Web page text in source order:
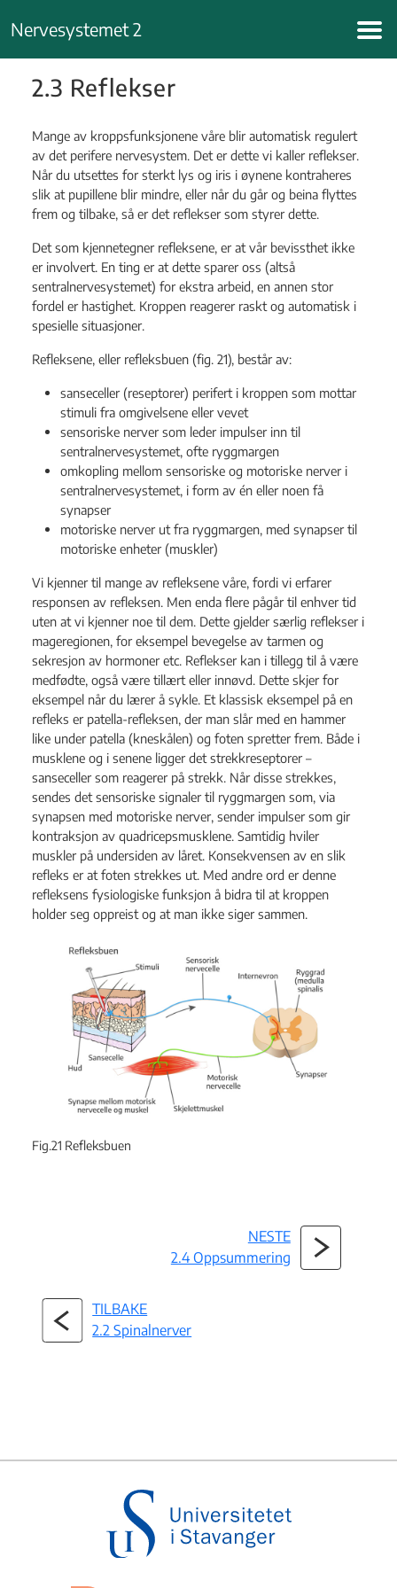
Nervesystemet 2
2.3 Reflekser
Mange av kroppsfunksjonene våre blir automatisk regulert
av det perifere nervesystem. Det er dette vi kaller reflekser.
Når du utsettes for sterkt lys og iris i øynene kontraheres
slik at pupillene blir mindre, eller når du går og beina flyttes
frem og tilbake, så er det reflekser som styrer dette.
Det som kjennetegner refleksene, er at vår bevissthet ikke
er involvert. En ting er at dette sparer oss (altså
sentralnervesystemet) for ekstra arbeid, en annen stor
fordel er hastighet. Kroppen reagerer raskt og automatisk i
spesielle situasjoner.
Refleksene, eller refleksbuen (fig. 21), består av:
sanseceller (reseptorer) perifert i kroppen som mottar
stimuli fra omgivelsene eller vevet
sensoriske nerver som leder impulser inn til
sentralnervesystemet, ofte ryggmargen
omkopling mellom sensoriske og motoriske nerver i
sentralnervesystemet, i form av én eller noen få
synapser
motoriske nerver ut fra ryggmargen, med synapser til
motoriske enheter (muskler)
Vi kjenner til mange av refleksene våre, fordi vi erfarer
responsen av refleksen. Men enda flere pågår til enhver tid
uten at vi kjenner noe til dem. Dette gjelder særlig reflekser i
mageregionen, for eksempel bevegelse av tarmen og
sekresjon av hormoner etc. Reflekser kan i tillegg til å være
medfødte, også være tillært eller innøvd. Dette skjer for
eksempel når du lærer å sykle. Et klassisk eksempel på en
refleks er patella-refleksen, der man slår med en hammer
like under patella (kneskålen) og foten spretter frem. Både i
musklene og i senene ligger det strekkreseptorer –
sanseceller som reagerer på strekk. Når disse strekkes,
sendes det sensoriske signaler til ryggmargen som, via
synapsen med motoriske nerver, sender impulser som gir
kontraksjon av quadricepsmusklene. Samtidig hviler
muskler på undersiden av låret. Konsekvensen av en slik
refleks er at foten strekkes ut. Med andre ord er denne
refleksens fysiologiske funksjon å bidra til at kroppen
holder seg oppreist og at man ikke siger sammen.
Fig.21 Refleksbuen
NESTE
2.4 Oppsummering
TILBAKE
2.2 Spinalnerver